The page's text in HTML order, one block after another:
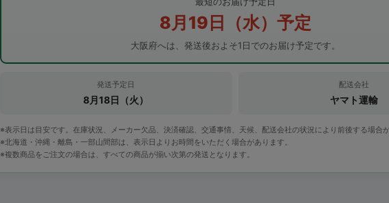
8月19日（水）予定
大阪府へは、発送後およそ1日でのお届け予定です。
発送予定日
8月18日（火）
配送会社
ヤマト運輸
※表示日は目安です。在庫状況、メーカー欠品、決済確認、交通事情、天候、配送会社の状況により前後する場合が
※北海道・沖縄・離島・一部山間部は、表示日よりお時間をいただく場合があります。
※複数商品をご注文の場合は、すべての商品が揃い次第の発送となります。